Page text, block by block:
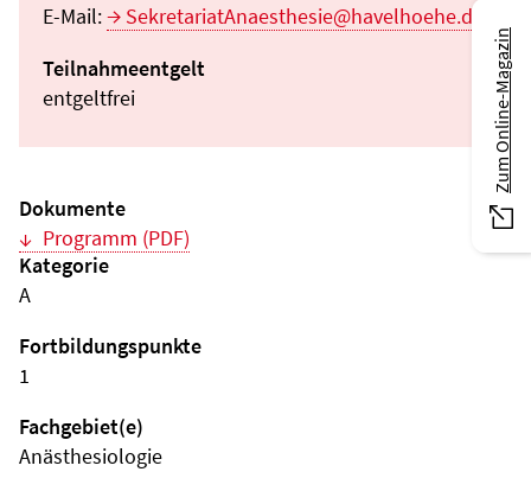
E-Mail:
SekretariatAnaesthesie@havelhoehe.de
Teilnahmeentgelt
entgeltfrei
Dokumente
Programm (PDF)
Kategorie
A
Fortbildungspunkte
1
Fachgebiet(e)
Anästhesiologie
Zum Online-Magazin